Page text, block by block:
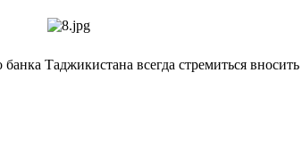
Таджикистана всегда стремиться